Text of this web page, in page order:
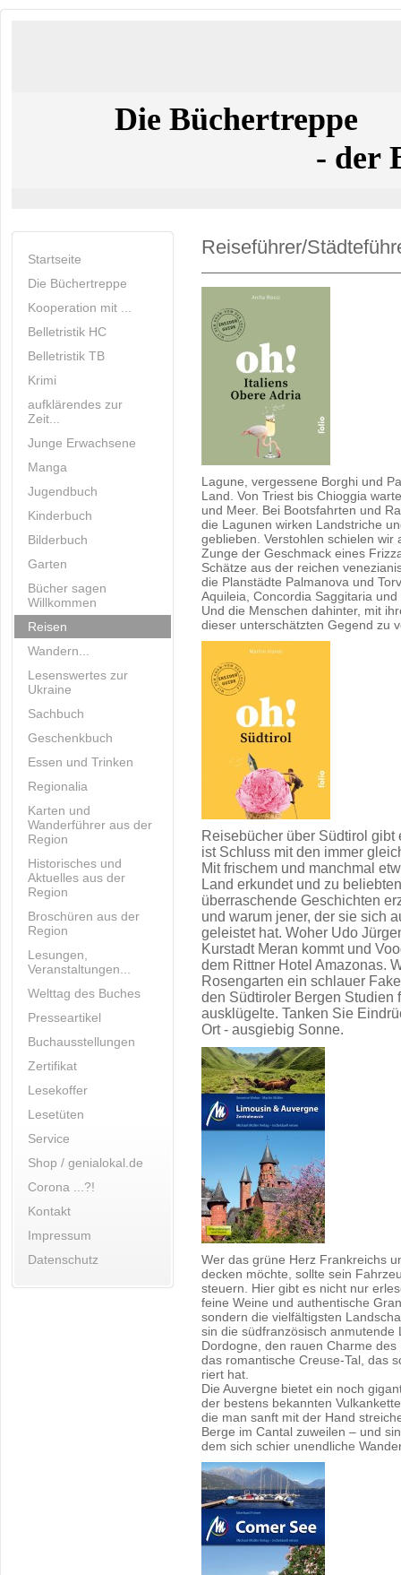
Die Büchertreppe
- der
Startseite
Die Büchertreppe
Kooperation mit ...
Belletristik HC
Belletristik TB
Krimi
aufklärendes zur
Zeit...
Junge Erwachsene
Manga
Jugendbuch
Kinderbuch
Bilderbuch
Garten
Bücher sagen
Willkommen
Reisen
Wandern...
Lesenswertes zur
Ukraine
Sachbuch
Geschenkbuch
Essen und Trinken
Regionalia
Karten und
Wanderführer aus der
Region
Historisches und
Aktuelles aus der
Region
Broschüren aus der
Region
Lesungen,
Veranstaltungen...
Welttag des Buches
Presseartikel
Buchausstellungen
Zertifikat
Lesekoffer
Lesetüten
Service
Shop / genialokal.de
Corona ...?!
Kontakt
Impressum
Datenschutz
Reiseführer/
Lagune, vergessene Borghi und
Land. Von Triest bis Chioggia
und Meer. Bei Bootsfahrten und
die Lagunen wirken Landstriche
geblieben. Verstohlen schielen
Zunge der Geschmack eines
Schätze aus der reichen
die Planstädte Palmanova und
Aquileia, Concordia Saggitaria
Und die Menschen dahinter, mit
dieser unterschätzten Gegend zu
Reisebücher über Südtirol
ist Schluss mit den immer
Mit frischem und manchmal
Land erkundet und zu
überraschende Geschichten
und warum jener, der sie sich
geleistet hat. Woher Udo
Kurstadt Meran kommt und
dem Rittner Hotel Amazonas.
Rosengarten ein schlauer
den Südtiroler Bergen Studien
ausklügelte. Tanken Sie
Ort - ausgiebig Sonne.
Wer das grüne Herz Frank­reichs
de­cken möch­te, soll­te sein
steu­ern. Hier gibt es nicht nur
feine Weine und au­then­ti­sche
son­dern die viel­fäl­tigs­ten
sin die süd­fran­zö­sisch
Dordo­gne, den rauen Charme
das ro­man­ti­sche Creu­se-Tal, das
riert hat.
Die Au­ver­gne bie­tet ein noch
der bes­tens be­kann­ten
die man sanft mit der Hand
Berge im Can­tal zu­wei­len – und
dem sich schier un­end­li­che